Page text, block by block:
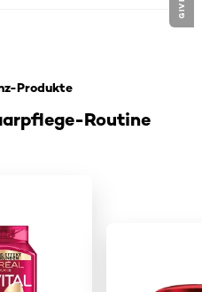
Routine
Produkte